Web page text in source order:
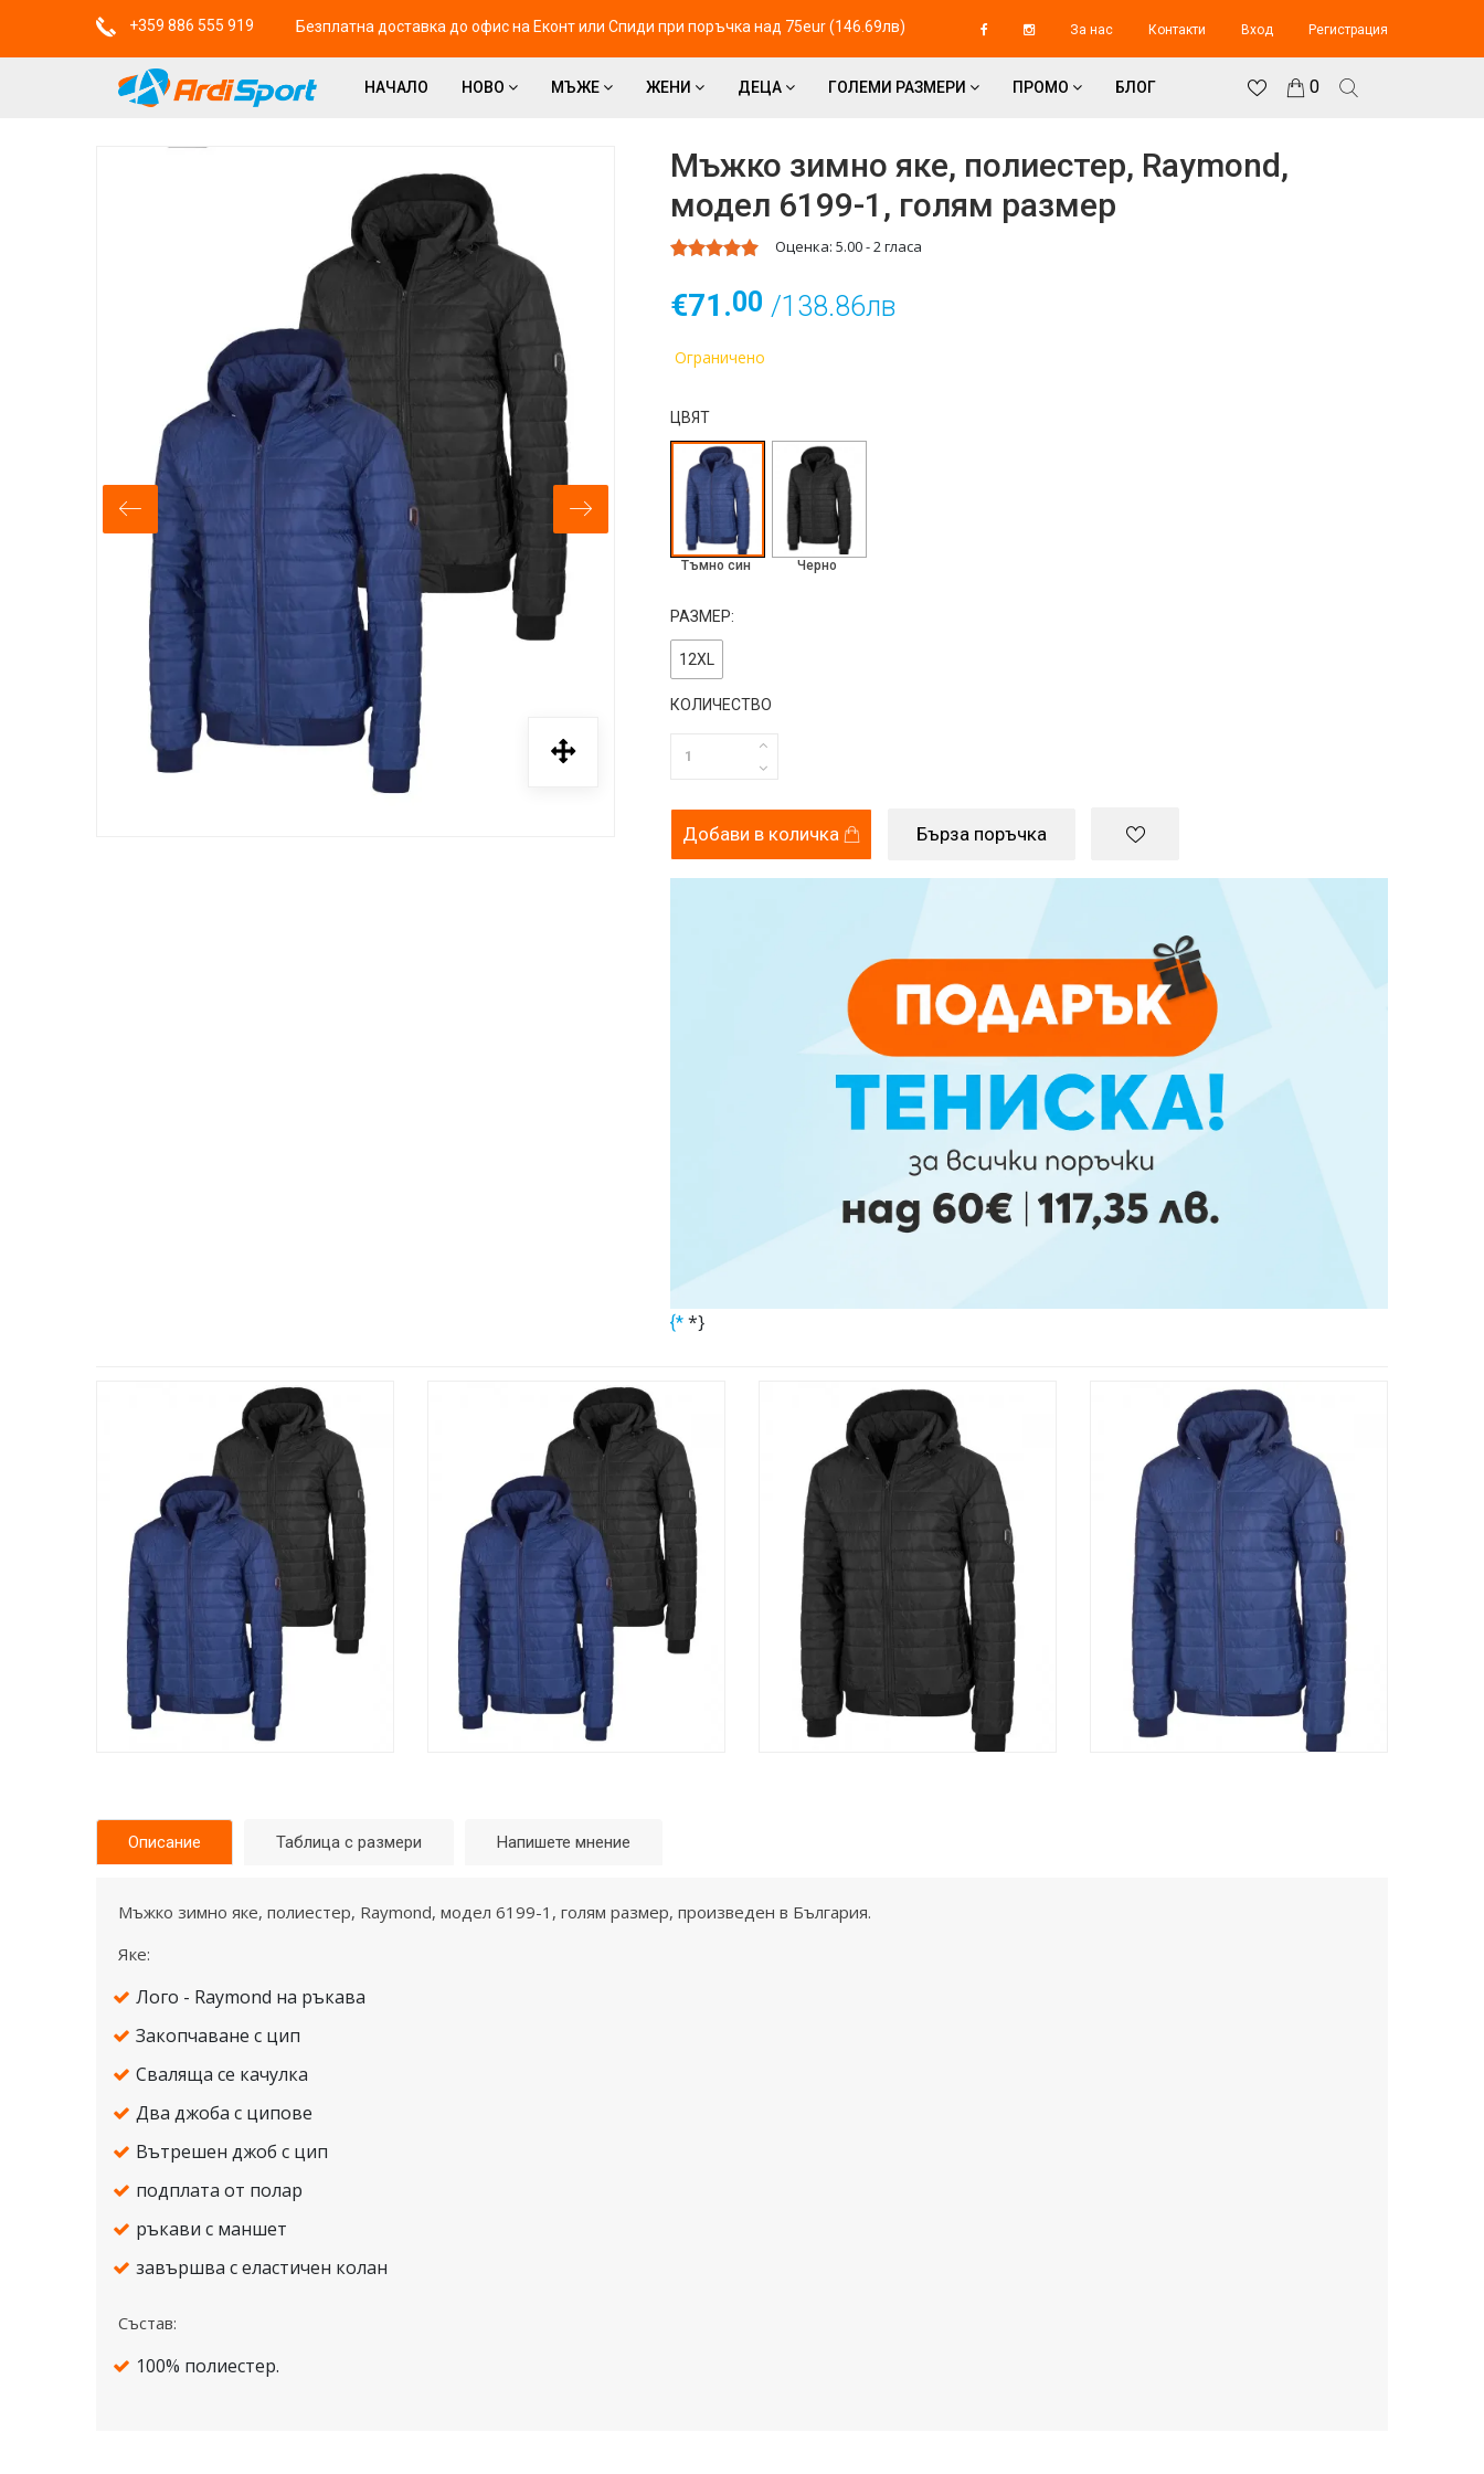
+359 886 555 919 Безплатна доставка до офис на Eконт или Спиди при поръчка над 75eur (146.69лв) За нас Контакти Вход Регистрация
НАЧАЛО НОВО МЪЖЕ ЖЕНИ ДЕЦА ГОЛЕМИ РАЗМЕРИ ПРОМО БЛОГ 0
Мъжко зимно яке, полиестер, Raymond,
модел 6199-1, голям размер
Оценка: 5.00-2гласа
€71.00 /138.86лв
Ограничено
ЦВЯТ
Тъмно син Черно
РАЗМЕР:
12XL
КОЛИЧЕСТВО
Добави в количка Бърза поръчка
{* *}
Описание Таблица с размери Напишете мнение
Мъжко зимно яке, полиестер, Raymond, модел 6199-1, голям размер, произведен в България.
Яке:
Лого - Raymond на ръкава
Закопчаване с цип
Сваляща се качулка
Два джоба с ципове
Вътрешен джоб с цип
подплата от полар
ръкави с маншет
завършва с еластичен колан
Състав:
100% полиестер.